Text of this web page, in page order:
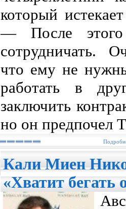
который
— После
сотрудничать.
что ему не
работать в
заключить
но он предпочел
Кали Миен
«Хватит бегать